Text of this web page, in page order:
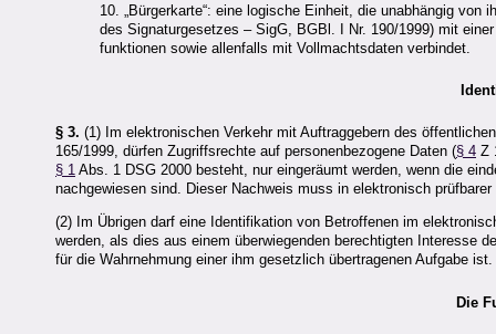
10. „Bürgerkarte“: eine logische Einheit, die unabhängig
des Signaturgesetzes – SigG, BGBl. I Nr. 190/1999) mit
funktionen sowie allenfalls mit Vollmachtsdaten verbindet.
§ 3. (1) Im elektronischen Verkehr mit Auftraggebern des
165/1999, dürfen Zugriffsrechte auf personenbezogene Daten (§ 4 Z
§ 1 Abs. 1 DSG 2000 besteht, nur eingeräumt werden, wenn die
nachgewiesen sind. Dieser Nachweis muss in elektronisch
(2) Im Übrigen darf eine Identifikation von Betroffenen im
werden, als dies aus einem überwiegenden berechtigten Interesse
für die Wahrnehmung einer ihm gesetzlich übertragenen Aufgabe ist.
Die